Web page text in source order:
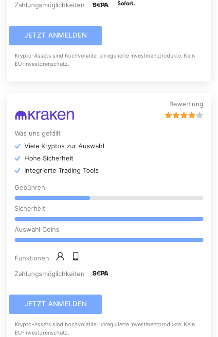
Zahlungsmöglichkeiten
JETZT ANMELDEN
Krypto-Assets sind hochvolatile, unregulierte Investmentprodukte. Kein
EU-Investorenschutz.
Bewertung
Was uns gefällt
Viele Kryptos zur Auswahl
Hohe Sicherheit
Integrierte Trading Tools
Gebühren
Sicherheit
Auswahl Coins
Funktionen
Zahlungsmöglichkeiten
JETZT ANMELDEN
Krypto-Assets sind hochvolatile, unregulierte Investmentprodukte. Kein
EU-Investorenschutz.